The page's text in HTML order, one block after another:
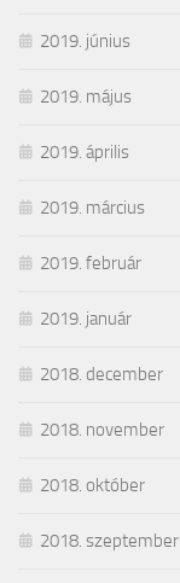
2019. június
2019. május
2019. április
2019. március
2019. február
2019. január
2018. december
2018. november
2018. október
2018. szeptember